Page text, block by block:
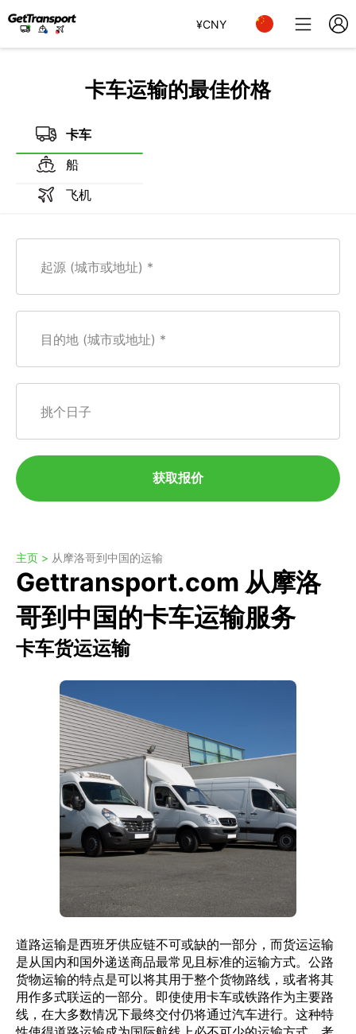
¥CNY
卡车运输的最佳价格
卡车
船
飞机
起源 (城市或地址)
目的地 (城市或地址)
挑个日子
获取报价
主页 > 从摩洛哥到中国的运输
Gettransport.com 从摩洛
哥到中国的卡车运输服务
卡车货运运输
道路运输是西班牙供应链不可或缺的一部分，而货运运输
是从国内和国外递送商品最常见且标准的运输方式。公路
货物运输的特点是可以将其用于整个货物路线，或者将其
用作多式联运的一部分。即使使用卡车或铁路作为主要路
线，在大多数情况下最终交付仍将通过汽车进行。这种特